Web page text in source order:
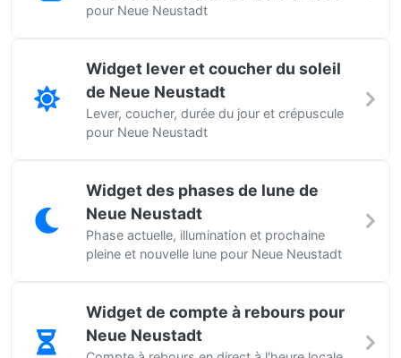
pour Neue Neustadt
Widget lever et coucher du soleil
de Neue Neustadt
Lever, coucher, durée du jour et crépuscule
pour Neue Neustadt
Widget des phases de lune de
Neue Neustadt
Phase actuelle, illumination et prochaine
pleine et nouvelle lune pour Neue Neustadt
Widget de compte à rebours pour
Neue Neustadt